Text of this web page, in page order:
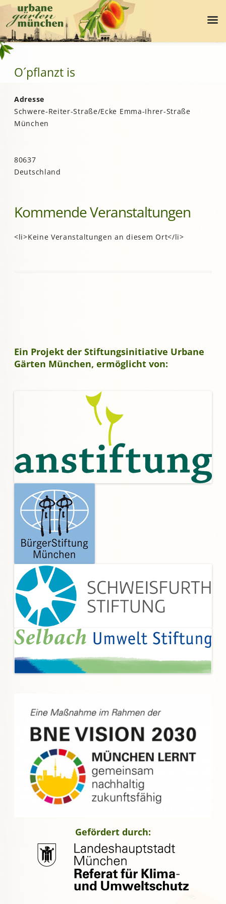
O´pflanzt is
Adresse
Schwere-Reiter-Straße/Ecke Emma-Ihrer-Straße
München
80637
Deutschland
Kommende Veranstaltungen
<li>Keine Veranstaltungen an diesem Ort</li>
Ein Projekt der Stiftungsinitiative Urbane
Gärten München, ermöglicht von:
Gefördert durch: